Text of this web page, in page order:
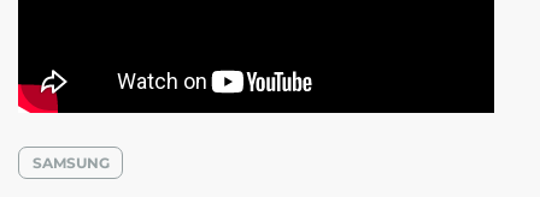
SAMSUNG